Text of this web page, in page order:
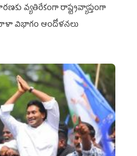
వ్యతిరేకంగా రాష్ట్రవ్యాప్తంగా
విభాగం ఆందోళనలు